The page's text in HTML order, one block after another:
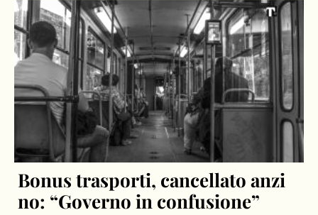
Bonus trasporti, cancellato anzi
no: “Governo in confusione”